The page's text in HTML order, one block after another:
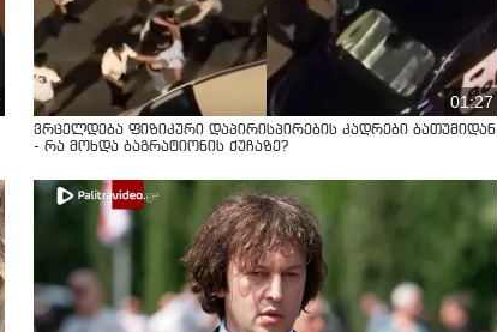
01:27
ვრცელდება ფიზიკური დაპირისპირების კადრები ბათუმიდან
- რა მოხდა ბაგრატიონის ქუჩაზე?